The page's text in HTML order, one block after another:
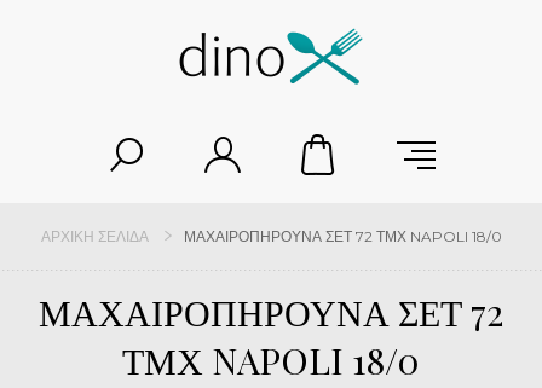
ΑΡΧΙΚΉ ΣΕΛΊΔΑ ΜΑΧΑΙΡΟΠΗΡΟΥΝΑ ΣΕΤ 72 ΤΜΧ NAPOLI 18/0
ΜΑΧΑΙΡΟΠΗΡΟΥΝΑ ΣΕΤ 72
ΤΜΧ NAPOLI 18/0